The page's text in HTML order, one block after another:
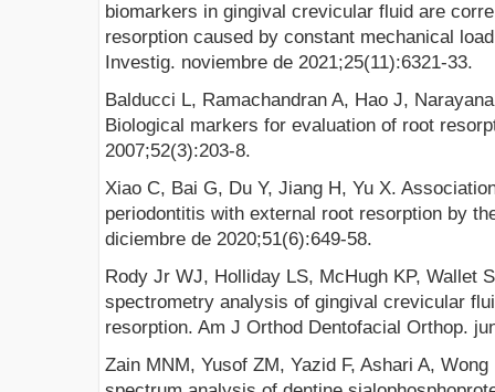
biomarkers in gingival crevicular fluid are
resorption caused by constant mechanical
Investig. noviembre de 2021;25(11):6321-33.
Balducci L, Ramachandran A, Hao J,
Biological markers for evaluation of root
2007;52(3):203-8.
Xiao C, Bai G, Du Y, Jiang H, Yu X.
periodontitis with external root resorption by
diciembre de 2020;51(6):649-58.
Rody Jr WJ, Holliday LS, McHugh KP, Wallet
spectrometry analysis of gingival crevicular
resorption. Am J Orthod Dentofacial Orthop.
Zain MNM, Yusof ZM, Yazid F, Ashari A,